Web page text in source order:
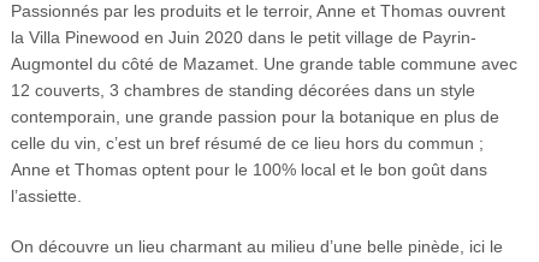
Passionnés par les produits et le terroir, Anne et Thomas ouvrent
la Villa Pinewood en Juin 2020 dans le petit village de Payrin-
Augmontel du côté de Mazamet. Une grande table commune avec
12 couverts, 3 chambres de standing décorées dans un style
contemporain, une grande passion pour la botanique en plus de
celle du vin, c’est un bref résumé de ce lieu hors du commun ;
Anne et Thomas optent pour le 100% local et le bon goût dans
l’assiette.
On découvre un lieu charmant au milieu d’une belle pinède, ici le